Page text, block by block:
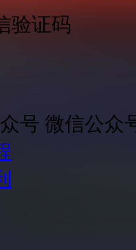
验证码
微信公众